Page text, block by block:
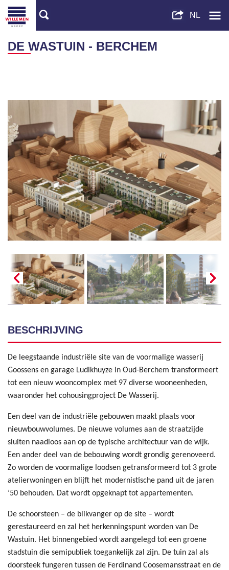
DE WASTUIN - BERCHEM
BESCHRIJVING
De leegstaande industriële site van de voormalige wasserij
Goossens en garage Ludikhuyze in Oud-Berchem transformeert
tot een nieuw wooncomplex met 97 diverse wooneenheden,
waaronder het cohousingproject De Wasserij.
Een deel van de industriële gebouwen maakt plaats voor
nieuwbouwvolumes. De nieuwe volumes aan de straatzijde
sluiten naadloos aan op de typische architectuur van de wijk.
Een ander deel van de bebouwing wordt grondig gerenoveerd.
Zo worden de voormalige loodsen getransformeerd tot 3 grote
atelierwoningen en blijft het modernistische pand uit de jaren
’50 behouden. Dat wordt opgeknapt tot appartementen.
De schoorsteen – de blikvanger op de site – wordt
gerestaureerd en zal het herkenningspunt worden van De
Wastuin. Het binnengebied wordt aangelegd tot een groene
stadstuin die semipubliek toegankelijk zal zijn. De tuin zal als
doorsteek fungeren tussen de Ferdinand Coosemansstraat en de